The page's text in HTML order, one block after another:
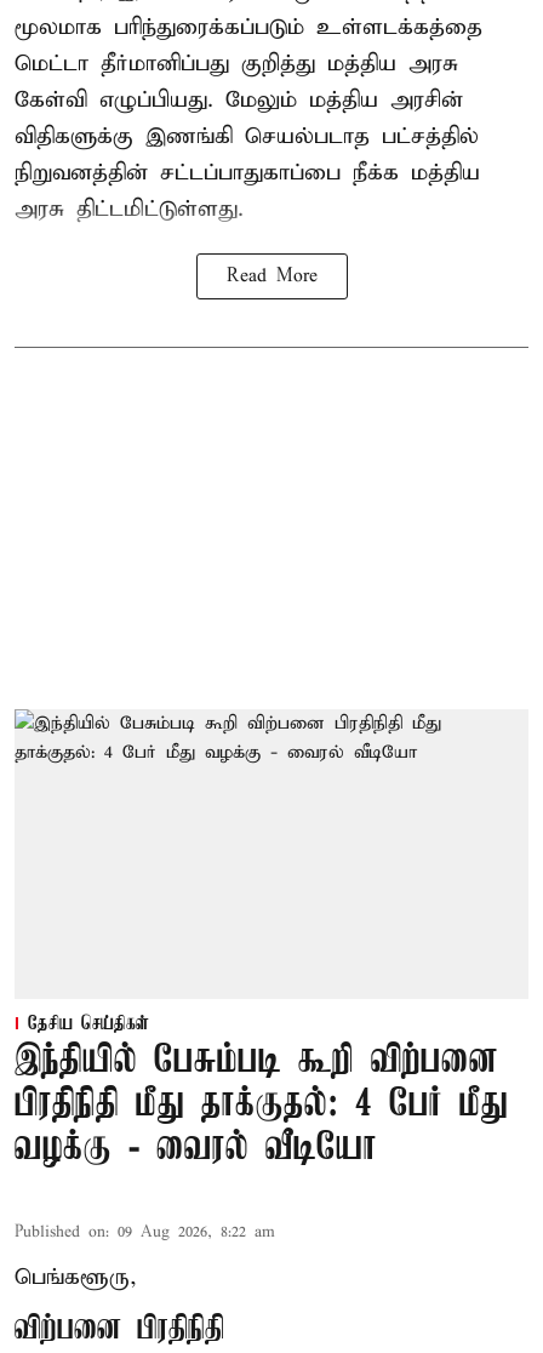
மூலமாக பரிந்துரைக்கப்படும் உள்ளடக்கத்தை
மெட்டா தீர்மானிப்பது குறித்து மத்திய அரசு
கேள்வி எழுப்பியது. மேலும் மத்திய அரசின்
விதிகளுக்கு இணங்கி செயல்படாத பட்சத்தில்
நிறுவனத்தின் சட்டப்பாதுகாப்பை நீக்க மத்திய
அரசு திட்டமிட்டுள்ளது.
Read More
தேசிய செய்திகள்
இந்தியில் பேசும்படி கூறி விற்பனை
பிரதிநிதி மீது தாக்குதல்: 4 பேர் மீது
வழக்கு - வைரல் வீடியோ
Published on: 09 Aug 2026, 8:22 am
பெங்களூரு,
விற்பனை பிரதிநிதி